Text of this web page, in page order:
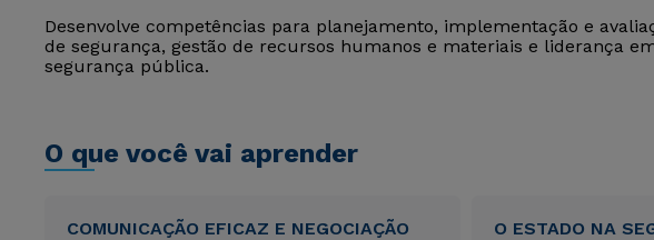
Desenvolve competências para planejamento, implementação e
de segurança, gestão de recursos humanos e materiais e liderança
segurança pública.
O que você vai aprender
COMUNICAÇÃO EFICAZ E NEGOCIAÇÃO O ESTADO NA